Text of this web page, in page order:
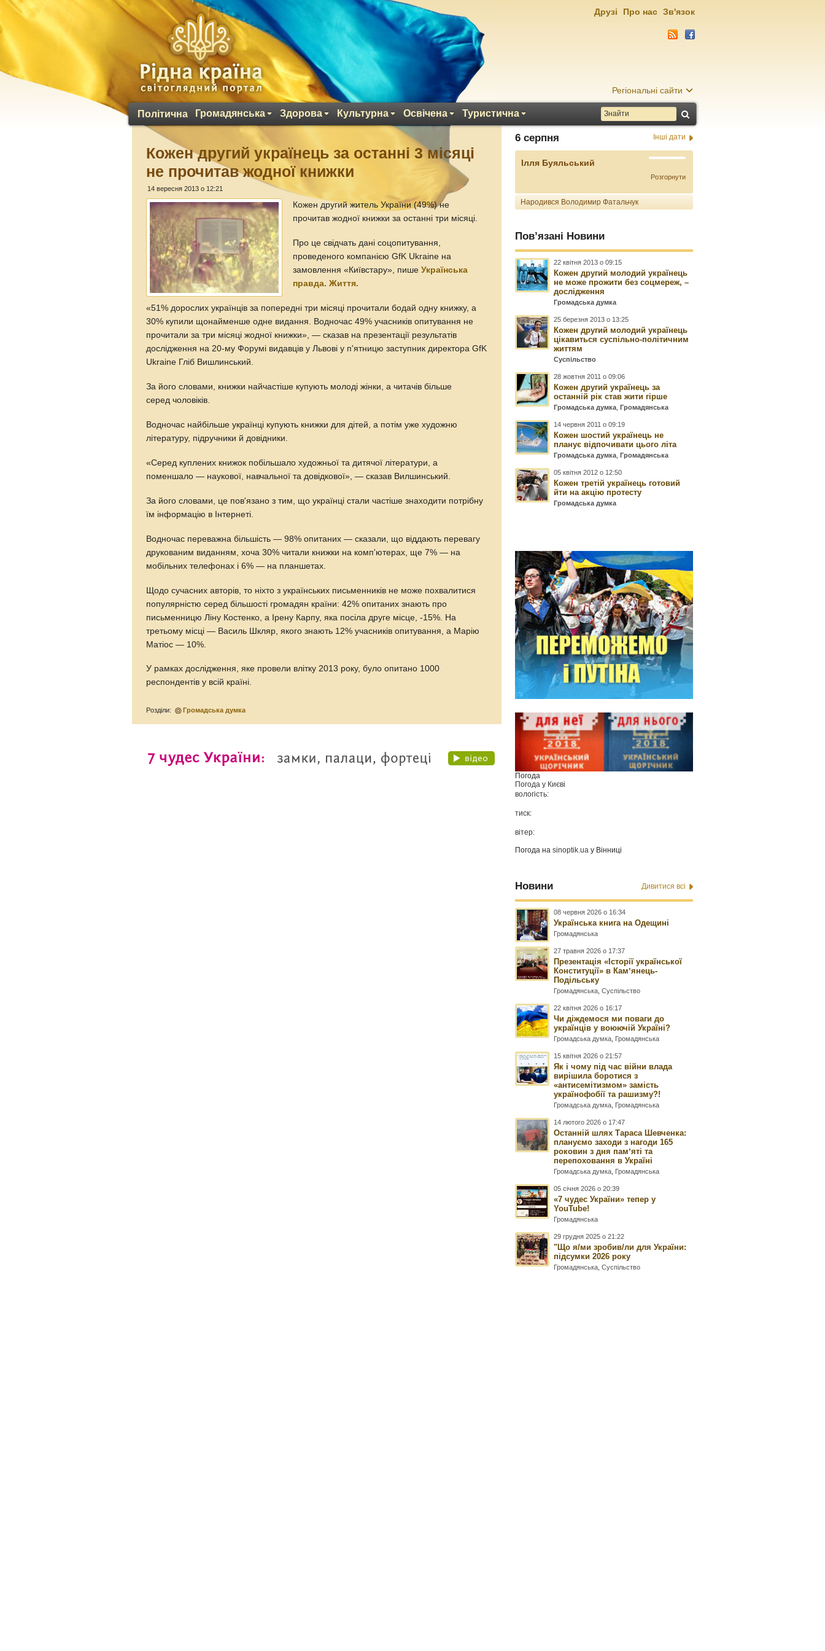
Регіональні сайти
Політична Громадянська Здорова Культурна Освічена Туристична
Друзі Про нас Зв'язок
Кожен другий українець за останні 3 місяці
не прочитав жодної книжки
14 вересня 2013 о 12:21
Кожен другий житель України (49%) не
прочитав жодної книжки за останні три місяці.
Про це свідчать дані соцопитування,
проведеного компанією GfK Ukraine на
замовлення «Київстару», пишеУкраїнська
правда. Життя.
«51% дорослих українців за попередні три місяці прочитали бодай одну книжку, а
30% купили щонайменше одне видання. Водночас 49% учасників опитування не
прочитали за три місяці жодної книжки», — сказав на презентації результатів
дослідження на 20-му Форумі видавців у Львові у п'ятницю заступник директора GfK
Ukraine Гліб Вишлинський.
За його словами, книжки найчастіше купують молоді жінки, а читачів більше
серед чоловіків.
Водночас найбільше українці купують книжки для дітей, а потім уже художню
літературу, підручники й довідники.
«Серед куплених книжок побільшало художньої та дитячої літератури, а
поменшало — наукової, навчальної та довідкової», — сказав Вилшинський.
За його словами, це пов'язано з тим, що українці стали частіше знаходити потрібну
їм інформацію в Інтернеті.
Водночас переважна більшість — 98% опитаних — сказали, що віддають перевагу
друкованим виданням, хоча 30% читали книжки на комп'ютерах, ще 7% — на
мобільних телефонах і 6% — на планшетах.
Щодо сучасних авторів, то ніхто з українських письменників не може похвалитися
популярністю серед більшості громадян країни: 42% опитаних знають про
письменницю Ліну Костенко, а Ірену Карпу, яка посіла друге місце, -15%. На
третьому місці — Василь Шкляр, якого знають 12% учасників опитування, а Марію
Матіос — 10%.
У рамках дослідження, яке провели влітку 2013 року, було опитано 1000
респондентів у всій країні.
Розділи: Громадська думка
6 серпня Інші дати
Ілля Буяльський
Розгорнути
Народився Володимир Фатальчук
Пов’язані Новини
22 квітня 2013 о 09:15
Кожен другий молодий українець
не може прожити без соцмереж, –
дослідження
Громадська думка
25 березня 2013 о 13:25
Кожен другий молодий українець
цікавиться суспільно-політичним
життям
Суспільство
28 жовтня 2011 о 09:06
Кожен другий українець за
останній рік став жити гірше
Громадська думка ,Громадянська
14 червня 2011 о 09:19
Кожен шостий українець не
планує відпочивати цього літа
Громадська думка ,Громадянська
05 квітня 2012 о 12:50
Кожен третій українець готовий
йти на акцію протесту
Громадська думка
Погода
Погода у Києві
вологість:
тиск:
вітер:
Погода наsinoptik.ua у Вінниці
Новини Дивитися всі
08 червня 2026 о 16:34
Українська книга на Одещині
Громадянська
27 травня 2026 о 17:37
Презентація «Історії української
Конституції» в Камʼянець-
Подільську
Громадянська ,Суспільство
22 квітня 2026 о 16:17
Чи діждемося ми поваги до
українців у воюючій Україні?
Громадська думка Громадянська
15 квітня 2026 о 21:57
Як і чому під час війни влада
вирішила боротися з
«антисемітизмом» замість
українофобії та рашизму?!
Громадська думка Громадянська
14 лютого 2026 о 17:47
Останній шлях Тараса Шевченка:
плануємо заходи з нагоди 165
роковин з дня памʼяті та
перепоховання в Україні
Громадська думка Громадянська
05 січня 2026 о 20:39
«7 чудес України» тепер у
YouTube!
Громадянська
29 грудня 2025 о 21:22
"Що я/ми зробив/ли для України:
підсумки 2026 року
Громадянська ,Суспільство